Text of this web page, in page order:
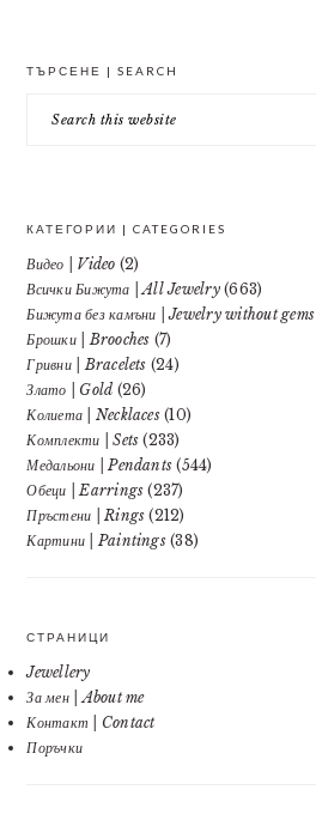
ТЪРСЕНЕ | SEARCH
this
КАТЕГОРИИ | CATEGORIES
Видео | Video (2)
Всички Бижута | All Jewelry(663)
Бижута без камъни | Jewelry without gems
Брошки | Brooches (7)
Гривни | Bracelets (24)
Злато | Gold (26)
Колиета | Necklaces(10)
Комплекти | Sets (233)
Медальони | Pendants (544)
Обеци | Earrings (237)
Пръстени | Rings (212)
Картини | Paintings(38)
СТРАНИЦИ
Jewellery
За мен | About me
Контакт | Contact
Поръчки